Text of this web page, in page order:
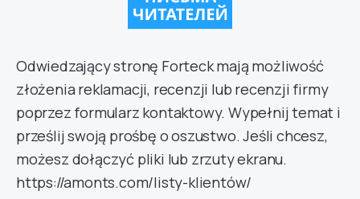
Odwiedzający stronę Forteck mają możliwość
złożenia reklamacji, recenzji lub recenzji firmy
poprzez formularz kontaktowy. Wypełnij temat i
prześlij swoją prośbę o oszustwo. Jeśli chcesz,
możesz dołączyć pliki lub zrzuty ekranu.
https://amonts.com/listy-klientów/